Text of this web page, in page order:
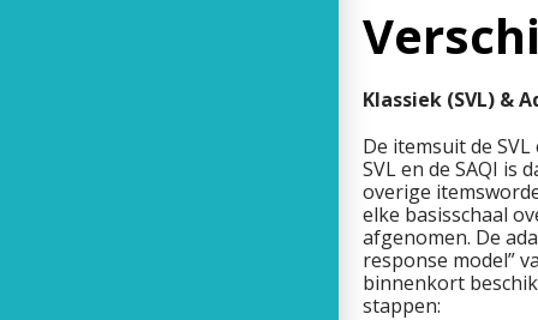
Klassiek (SVL) &
De itemsuit de
SVL en de SAQI is
overige
elke basisschaal
afgenomen. De
response model”
binnenkort
stappen: